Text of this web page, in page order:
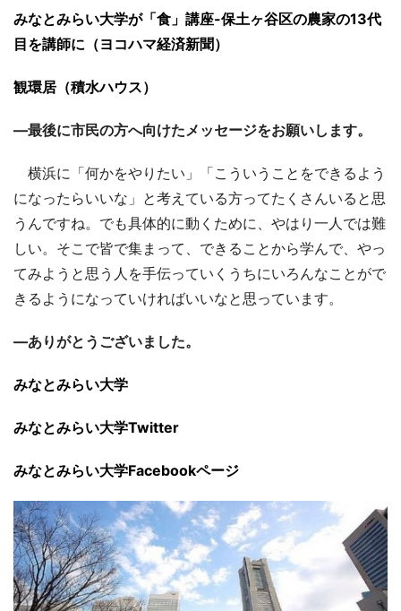
みなとみらい大学が「食」講座-保土ヶ谷区の農家の13代
目を講師に（ヨコハマ経済新聞）
観環居（積水ハウス）
―最後に市民の方へ向けたメッセージをお願いします。
横浜に「何かをやりたい」「こういうことをできるよう
になったらいいな」と考えている方ってたくさんいると思
うんですね。でも具体的に動くために、やはり一人では難
しい。そこで皆で集まって、できることから学んで、やっ
てみようと思う人を手伝っていくうちにいろんなことがで
きるようになっていければいいなと思っています。
―ありがとうございました。
みなとみらい大学
みなとみらい大学Twitter
みなとみらい大学Facebookページ